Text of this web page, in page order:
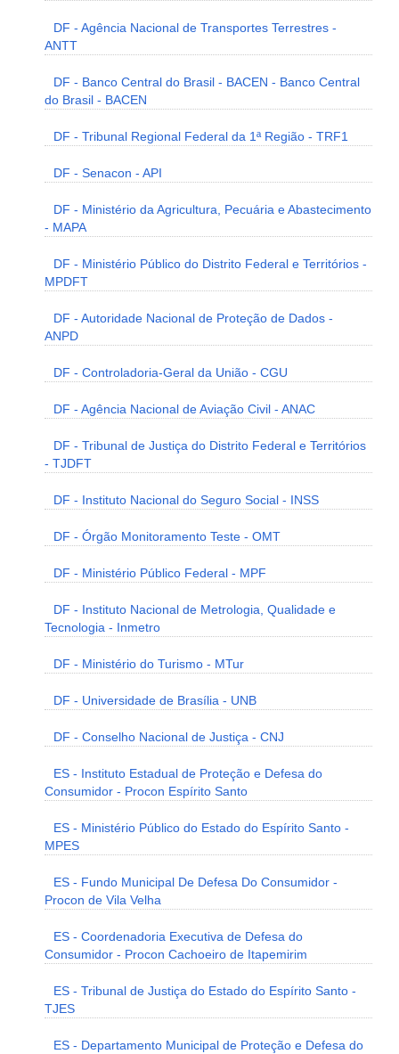
DF - Agência Nacional de Transportes Terrestres -
ANTT
DF - Banco Central do Brasil - BACEN - Banco Central
do Brasil - BACEN
DF - Tribunal Regional Federal da 1ª Região - TRF1
DF - Senacon - API
DF - Ministério da Agricultura, Pecuária e Abastecimento
- MAPA
DF - Ministério Público do Distrito Federal e Territórios -
MPDFT
DF - Autoridade Nacional de Proteção de Dados -
ANPD
DF - Controladoria-Geral da União - CGU
DF - Agência Nacional de Aviação Civil - ANAC
DF - Tribunal de Justiça do Distrito Federal e Territórios
- TJDFT
DF - Instituto Nacional do Seguro Social - INSS
DF - Órgão Monitoramento Teste - OMT
DF - Ministério Público Federal - MPF
DF - Instituto Nacional de Metrologia, Qualidade e
Tecnologia - Inmetro
DF - Ministério do Turismo - MTur
DF - Universidade de Brasília - UNB
DF - Conselho Nacional de Justiça - CNJ
ES - Instituto Estadual de Proteção e Defesa do
Consumidor - Procon Espírito Santo
ES - Ministério Público do Estado do Espírito Santo -
MPES
ES - Fundo Municipal De Defesa Do Consumidor -
Procon de Vila Velha
ES - Coordenadoria Executiva de Defesa do
Consumidor - Procon Cachoeiro de Itapemirim
ES - Tribunal de Justiça do Estado do Espírito Santo -
TJES
ES - Departamento Municipal de Proteção e Defesa do